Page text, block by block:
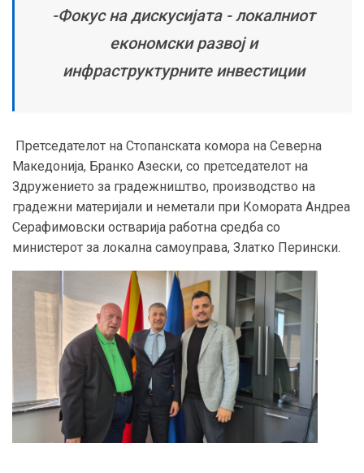
-Фокус на дискусијата - локалниот
економски развој и
инфраструктурните инвестиции
Претседателот на Стопанската комора на Северна
Македонија, Бранко Азески, со претседателот на
Здружението за градежништво, производство на
градежни материјали и неметали при Комората Андреа
Серафимовски остварија работна средба со
министерот за локална самоуправа, Златко Перински.